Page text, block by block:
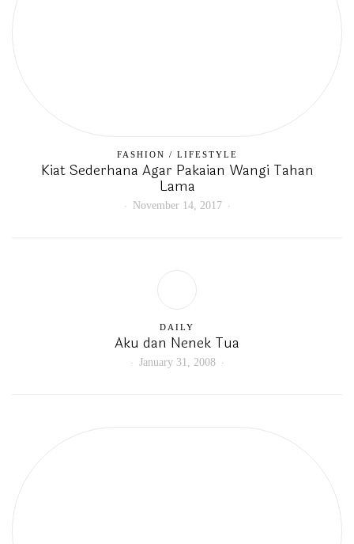
FASHION / LIFESTYLE
Kiat Sederhana Agar Pakaian Wangi Tahan
Lama
November 14, 2017
DAILY
Aku dan Nenek Tua
January 31, 2008